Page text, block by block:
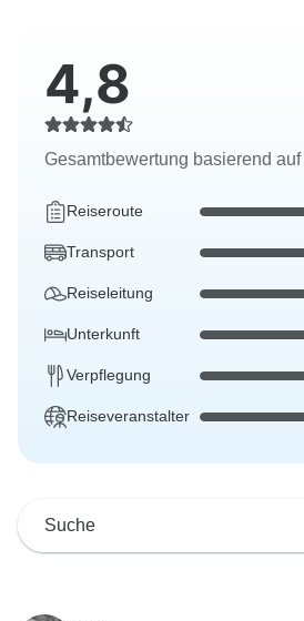
4,8
Gesamtbewertung basierend auf
Reiseroute
Transport
Reiseleitung
Unterkunft
Verpflegung
Reiseveranstalter